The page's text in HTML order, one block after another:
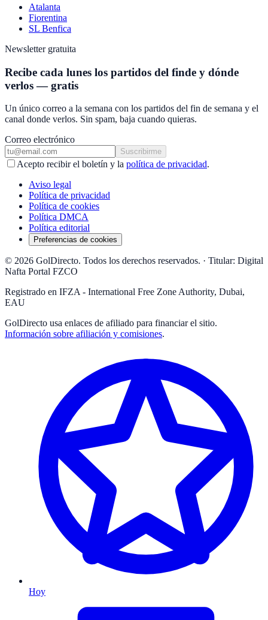
Atalanta
Fiorentina
SL Benfica
Newsletter gratuita
Recibe cada lunes los partidos del finde y dónde
verlos — gratis
Un único correo a la semana con los partidos del fin de semana y el
canal donde verlos. Sin spam, baja cuando quieras.
Correo electrónico
Suscribirme
Acepto recibir el boletín y la política de privacidad.
Aviso legal
Política de privacidad
Política de cookies
Política DMCA
Política editorial
Preferencias de cookies
© 2026 GolDirecto. Todos los derechos reservados. · Titular: Digital
Nafta Portal FZCO
Registrado en IFZA - International Free Zone Authority, Dubai,
EAU
GolDirecto usa enlaces de afiliado para financiar el sitio.
Información sobre afiliación y comisiones.
Hoy